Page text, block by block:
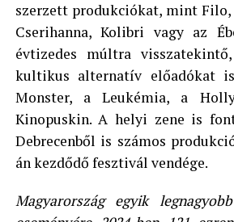
szerzett produkciókat, mint Filo,
Cserihanna, Kolibri vagy az
évtizedes múltra
kultikus alternatív előadókat
Monster, a Leukémia, a
Kinopuskin. A helyi zene is
Debrecenből is számos
án kezdődő fesztivál vendége.
Magyarország egyik